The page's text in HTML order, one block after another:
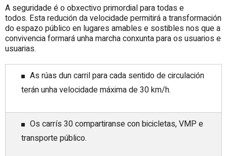
A seguridade é o obxectivo primordial para todas e
todos. Esta redución da velocidade permitirá a transformación
do espazo público en lugares amables e sostibles nos que a
convivencia formará unha marcha conxunta para os usuarios e
usuarias.
As rúas dun carril para cada sentido de circulación
terán unha velocidade máxima de 30 km/h.
Os carrís 30 compartiranse con bicicletas, VMP e
transporte público.